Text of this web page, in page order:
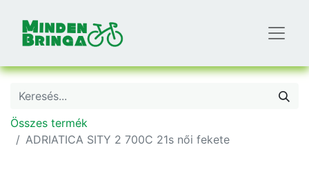
Összes termék
ADRIATICA SITY 2 700C 21s női fekete